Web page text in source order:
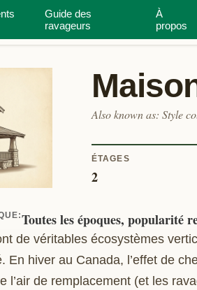
Guide des
ravageurs
À
propos
de
Inspecteur de
Also known as: Style
ÉTAGES
2
:Toutes les époques, popularité
de véritables écosystèmes
En hiver au Canada, l’effet de
l’air de remplacement (et les